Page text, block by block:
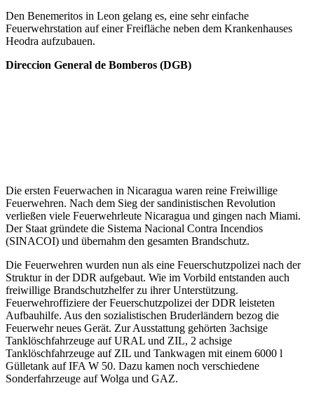
Den Benemeritos in Leon gelang es, eine sehr einfache
Feuerwehrstation auf einer Freifläche neben dem Krankenhauses
Heodra aufzubauen.
Direccion General de Bomberos (DGB)
Die ersten Feuerwachen in Nicaragua waren reine Freiwillige
Feuerwehren. Nach dem Sieg der sandinistischen Revolution
verließen viele Feuerwehrleute Nicaragua und gingen nach Miami.
Der Staat gründete die Sistema Nacional Contra Incendios
(SINACOI) und übernahm den gesamten Brandschutz.
Die Feuerwehren wurden nun als eine Feuerschutzpolizei nach der
Struktur in der DDR aufgebaut. Wie im Vorbild entstanden auch
freiwillige Brandschutzhelfer zu ihrer Unterstützung.
Feuerwehroffiziere der Feuerschutzpolizei der DDR leisteten
Aufbauhilfe. Aus den sozialistischen Bruderländern bezog die
Feuerwehr neues Gerät. Zur Ausstattung gehörten 3achsige
Tanklöschfahrzeuge auf URAL und ZIL, 2 achsige
Tanklöschfahrzeuge auf ZIL und Tankwagen mit einem 6000 l
Gülletank auf IFA W 50. Dazu kamen noch verschiedene
Sonderfahrzeuge auf Wolga und GAZ.